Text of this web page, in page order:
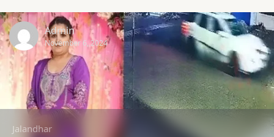
Admin
November 6, 2024
Jalandhar